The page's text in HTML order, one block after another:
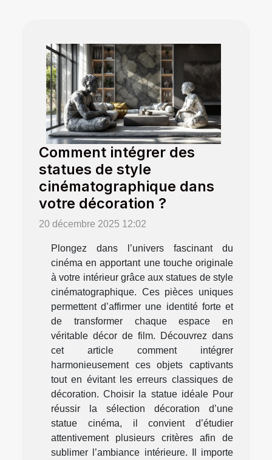
Comment intégrer des
statues de style
cinématographique dans
votre décoration ?
20 décembre 2025 12:02
Plongez dans l’univers fascinant du
cinéma en apportant une touche originale
à votre intérieur grâce aux statues de style
cinématographique. Ces pièces uniques
permettent d’affirmer une identité forte et
de transformer chaque espace en
véritable décor de film. Découvrez dans
cet article comment intégrer
harmonieusement ces objets captivants
tout en évitant les erreurs classiques de
décoration. Choisir la statue idéale Pour
réussir la sélection décoration d’une
statue cinéma, il convient d’étudier
attentivement plusieurs critères afin de
sublimer l’ambiance intérieure. Il importe